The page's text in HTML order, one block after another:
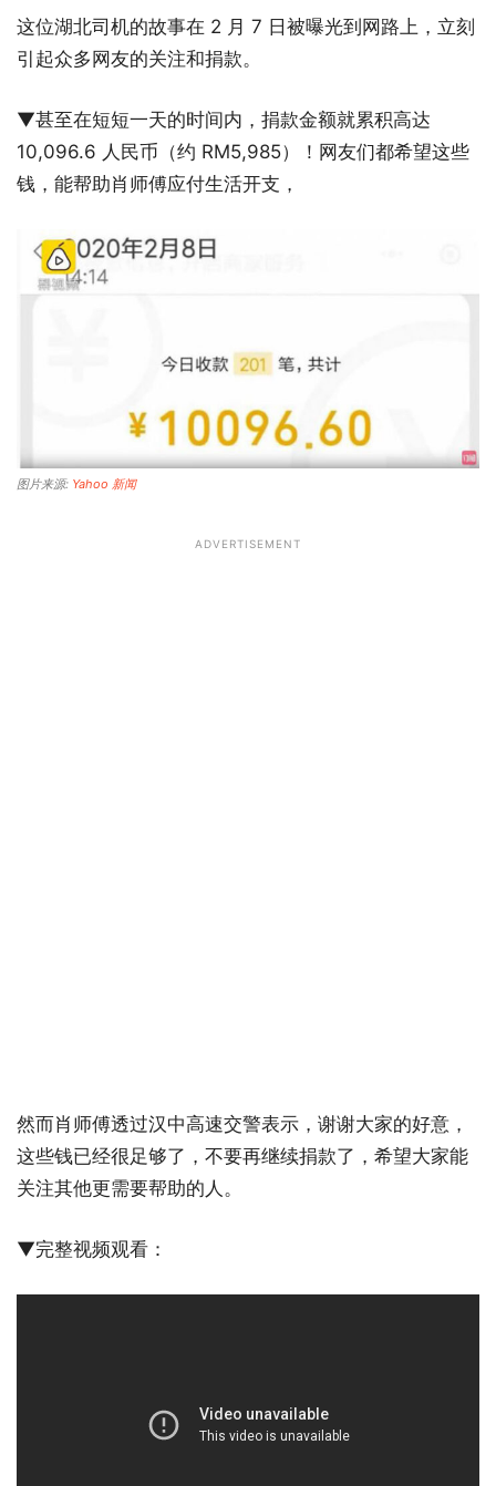
这位湖北司机的故事在 2 月 7 日被曝光到网路上，立刻
引起众多网友的关注和捐款。
▼甚至在短短一天的时间内，捐款金额就累积高达
10,096.6 人民币（约 RM5,985）！网友们都希望这些
钱，能帮助肖师傅应付生活开支，
图片来源: Yahoo 新闻
ADVERTISEMENT
然而肖师傅透过汉中高速交警表示，谢谢大家的好意，
这些钱已经很足够了，不要再继续捐款了，希望大家能
关注其他更需要帮助的人。
▼完整视频观看：